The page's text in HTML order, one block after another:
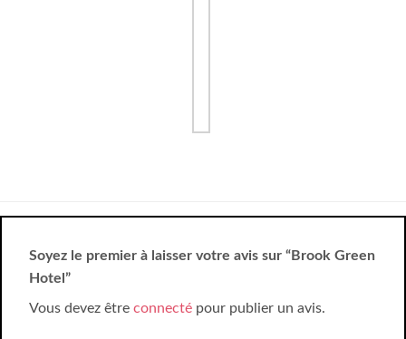
Soyez le premier à laisser votre avis sur “Brook Green
Hotel”
Vous devez être connecté pour publier un avis.